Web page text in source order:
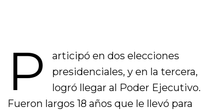
P
articipó en dos elecciones
presidenciales, y en la tercera,
logró llegar al Poder Ejecutivo.
Fueron largos 18 años que le llevó para